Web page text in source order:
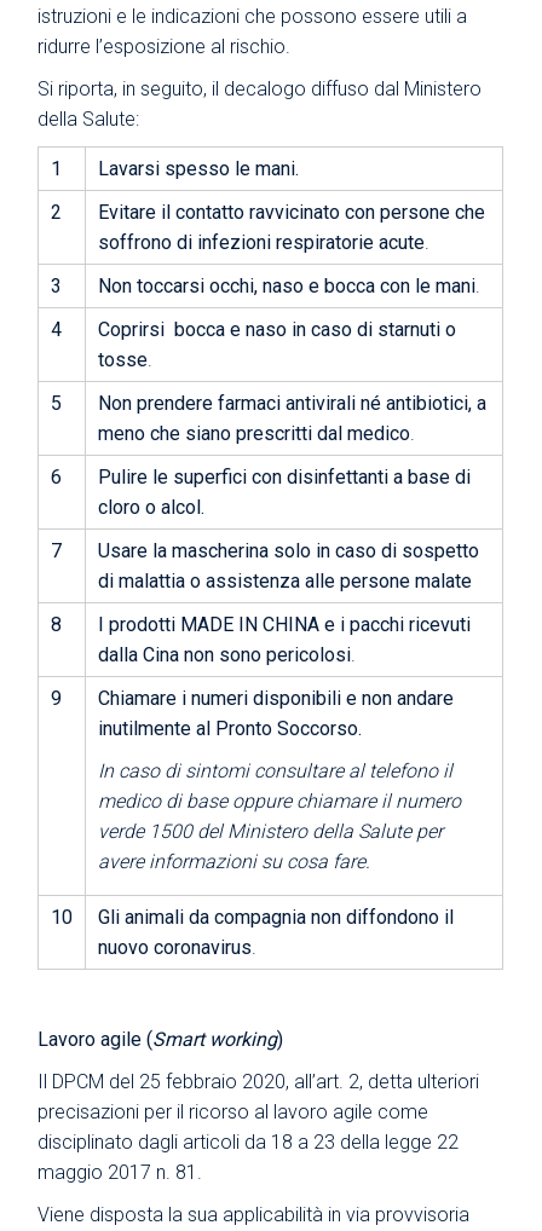
istruzioni e le indicazioni che possono essere utili a
ridurre l’esposizione al rischio.
Si riporta, in seguito, il decalogo diffuso dal Ministero
della Salute:
1
Lavarsi spesso le mani.
2
Evitare il contatto ravvicinato con persone che
soffrono di infezioni respiratorie acute
3
Non toccarsi occhi, naso e bocca con le mani
4
Coprirsi bocca e naso in caso di starnuti o
tosse
5
Non prendere farmaci antivirali né antibiotici, a
meno che siano prescritti dal medico
6
Pulire le superfici con disinfettanti a base di
cloro o alcol.
7
Usare la mascherina solo in caso di sospetto
di malattia o assistenza alle persone malate
8
I prodotti MADE IN CHINA e i pacchi ricevuti
dalla Cina non sono pericolosi
9
Chiamare i numeri disponibili e non andare
inutilmente al Pronto Soccorso.
In caso di sintomi consultare al telefono il
medico di base oppure chiamare il numero
verde 1500 del Ministero della Salute per
avere informazioni su cosa fare.
10
Gli animali da compagnia non diffondono il
nuovo coronavirus
Lavoro agile (Smart working)
Il DPCM del 25 febbraio 2020, all’art. 2, detta ulteriori
precisazioni per il ricorso al lavoro agile come
disciplinato dagli articoli da 18 a 23 della legge 22
maggio 2017 n. 81.
Viene disposta la sua applicabilità in via provvisoria